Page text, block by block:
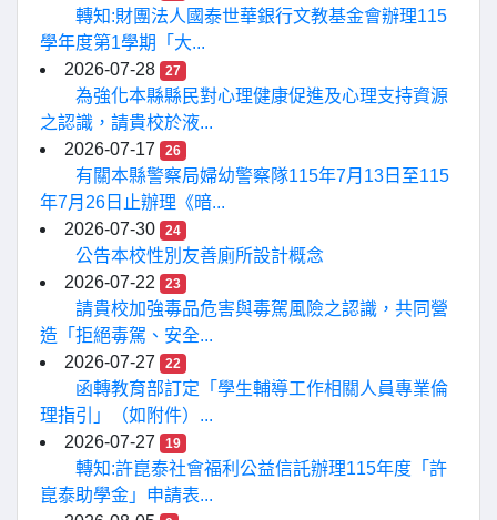
轉知:財團法人國泰世華銀行文教基金會辦理115
學年度第1學期「大...
2026-07-28
27
為強化本縣縣民對心理健康促進及心理支持資源
之認識，請貴校於液...
2026-07-17
26
有關本縣警察局婦幼警察隊115年7月13日至115
年7月26日止辦理《暗...
2026-07-30
24
公告本校性別友善廁所設計概念
2026-07-22
23
請貴校加強毒品危害與毒駕風險之認識，共同營
造「拒絕毒駕、安全...
2026-07-27
22
函轉教育部訂定「學生輔導工作相關人員專業倫
理指引」（如附件）...
2026-07-27
19
轉知:許崑泰社會福利公益信託辦理115年度「許
崑泰助學金」申請表...